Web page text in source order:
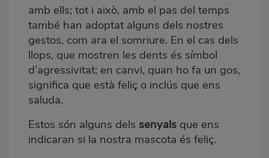
amb ells; tot i això, amb el pas del temps
també han adoptat alguns dels nostres
gestos, com ara el somriure. En el cas dels
llops, que mostren les dents és símbol
d’agressivitat; en canvi, quan ho fa un gos,
significa que està feliç o inclús que ens
saluda.
Estos són alguns dels senyals que ens
indicaran si la nostra mascota és feliç.